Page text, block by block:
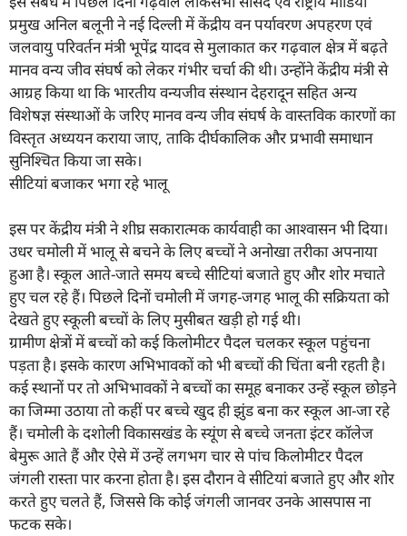
प्रमुख अनिल बलूनी ने नई दिल्ली में केंद्रीय वन पर्यावरण अपहरण एवं
जलवायु परिवर्तन मंत्री भूपेंद्र यादव से मुलाकात कर गढ़वाल क्षेत्र में बढ़ते
मानव वन्य जीव संघर्ष को लेकर गंभीर चर्चा की थी। उन्होंने केंद्रीय मंत्री से
आग्रह किया था कि भारतीय वन्यजीव संस्थान देहरादून सहित अन्य
विशेषज्ञ संस्थाओं के जरिए मानव वन्य जीव संघर्ष के वास्तविक कारणों का
विस्तृत अध्ययन कराया जाए, ताकि दीर्घकालिक और प्रभावी समाधान
सुनिश्चित किया जा सके।
सीटियां बजाकर भगा रहे भालू
इस पर केंद्रीय मंत्री ने शीघ्र सकारात्मक कार्यवाही का आश्वासन भी दिया।
उधर चमोली में भालू से बचने के लिए बच्चों ने अनोखा तरीका अपनाया
हुआ है। स्कूल आते-जाते समय बच्चे सीटियां बजाते हुए और शोर मचाते
हुए चल रहे हैं। पिछले दिनों चमोली में जगह-जगह भालू की सक्रियता को
देखते हुए स्कूली बच्चों के लिए मुसीबत खड़ी हो गई थी।
ग्रामीण क्षेत्रों में बच्चों को कई किलोमीटर पैदल चलकर स्कूल पहुंचना
पड़ता है। इसके कारण अभिभावकों को भी बच्चों की चिंता बनी रहती है।
कई स्थानों पर तो अभिभावकों ने बच्चों का समूह बनाकर उन्हें स्कूल छोड़ने
का जिम्मा उठाया तो कहीं पर बच्चे खुद ही झुंड बना कर स्कूल आ-जा रहे
हैं। चमोली के दशोली विकासखंड के स्यूंण से बच्चे जनता इंटर कॉलेज
बेमुरू आते हैं और ऐसे में उन्हें लगभग चार से पांच किलोमीटर पैदल
जंगली रास्ता पार करना होता है। इस दौरान वे सीटियां बजाते हुए और शोर
करते हुए चलते हैं, जिससे कि कोई जंगली जानवर उनके आसपास ना
फटक सके।